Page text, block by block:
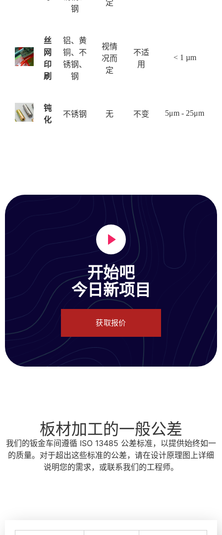
钢
定
丝
网
印
刷
铝、黄
铜、不
锈钢、
钢
视情
况而
定
不适
用
< 1 µm
钝
化
不锈钢 无 不变 5μm - 25μm
开始吧
今日新项目
获取报价
板材加工的一般公差
我们的钣金车间遵循 ISO 13485 公差标准，以提供始终如一
的质量。对于超出这些标准的公差，请在设计原理图上详细
说明您的需求，或联系我们的工程师。